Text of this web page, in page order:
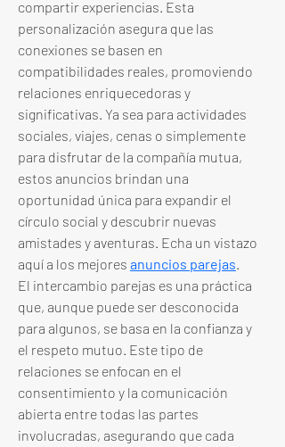
compartir experiencias. Esta
personalización asegura que las
conexiones se basen en
compatibilidades reales, promoviendo
relaciones enriquecedoras y
significativas. Ya sea para actividades
sociales, viajes, cenas o simplemente
para disfrutar de la compañía mutua,
estos anuncios brindan una
oportunidad única para expandir el
círculo social y descubrir nuevas
amistades y aventuras. Echa un vistazo
aquí a los mejores anuncios parejas.
El intercambio parejas es una práctica
que, aunque puede ser desconocida
para algunos, se basa en la confianza y
el respeto mutuo. Este tipo de
relaciones se enfocan en el
consentimiento y la comunicación
abierta entre todas las partes
involucradas, asegurando que cada